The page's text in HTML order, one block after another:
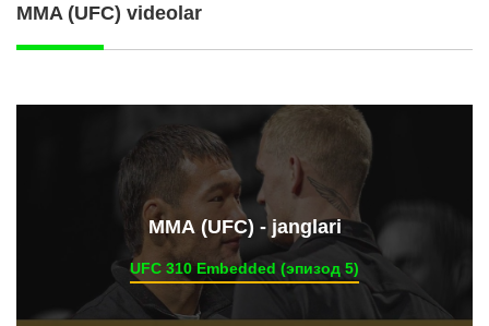
MMA (UFC) videolar
ММА (UFC) - janglari
UFC 310 Embedded (эпизод 5)